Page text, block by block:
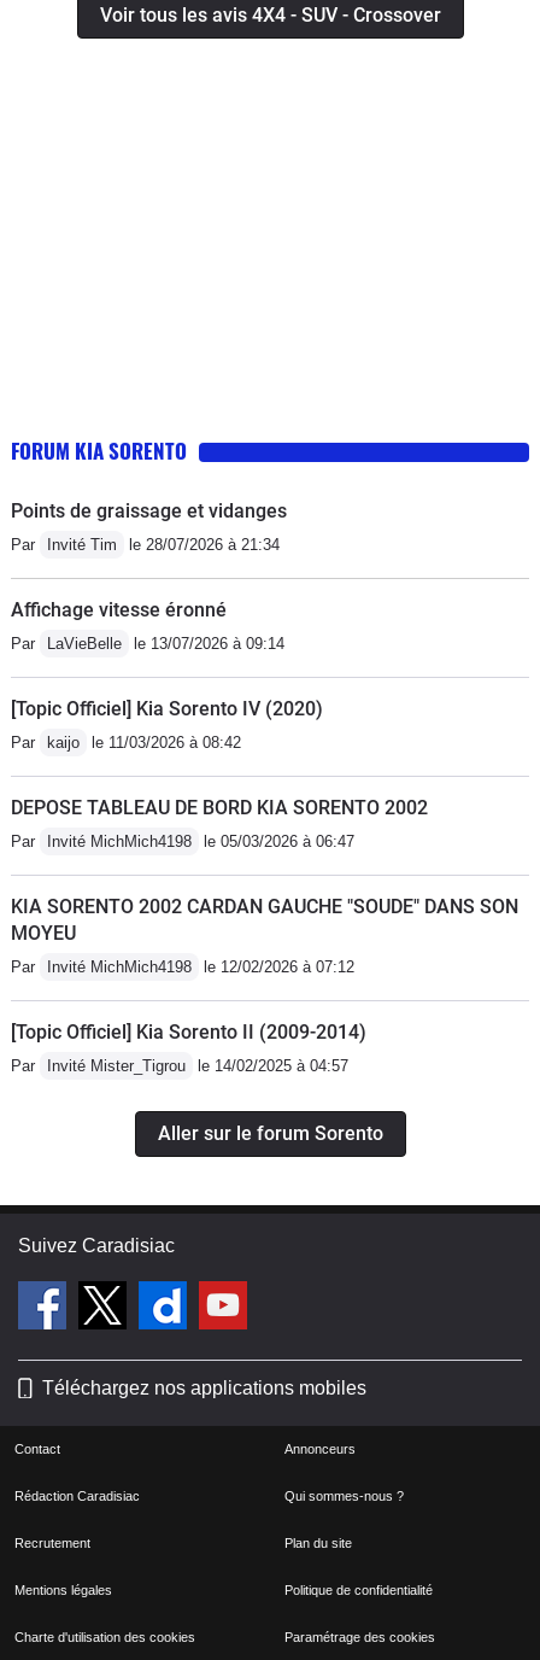
Voir tous les avis 4X4 - SUV - Crossover
FORUM KIA SORENTO
Points de graissage et vidanges
Par Invité Tim le 28/07/2026 à 21:34
Affichage vitesse éronné
Par LaVieBelle le 13/07/2026 à 09:14
[Topic Officiel] Kia Sorento IV (2020)
Par kaijo le 11/03/2026 à 08:42
DEPOSE TABLEAU DE BORD KIA SORENTO 2002
Par Invité MichMich4198 le 05/03/2026 à 06:47
KIA SORENTO 2002 CARDAN GAUCHE "SOUDE" DANS SON
MOYEU
Par Invité MichMich4198 le 12/02/2026 à 07:12
[Topic Officiel] Kia Sorento II (2009-2014)
Par Invité Mister_Tigrou le 14/02/2025 à 04:57
Aller sur le forum Sorento
Suivez Caradisiac
Téléchargez nos applications mobiles
Contact Annonceurs
Rédaction Caradisiac Qui sommes-nous ?
Recrutement Plan du site
Mentions légales Politique de confidentialité
Charte d'utilisation des cookies Paramétrage des cookies